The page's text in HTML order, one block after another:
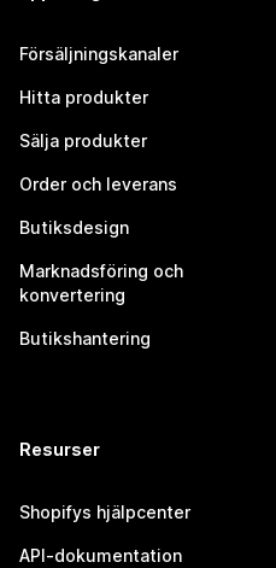
Försäljningskanaler
Hitta produkter
Sälja produkter
Order och leverans
Butiksdesign
Marknadsföring och
konvertering
Butikshantering
Resurser
Shopifys hjälpcenter
API-dokumentation